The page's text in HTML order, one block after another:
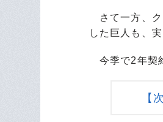
さて一方、ク
した巨人も、
今季で2年契
【